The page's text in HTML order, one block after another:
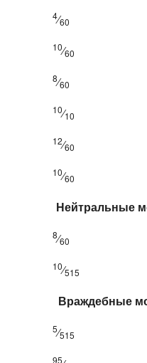
4⁄60
10⁄60
8⁄60
10⁄10
12⁄60
10⁄60
Нейтральные
8⁄60
10⁄515
Враждебные
5⁄515
95